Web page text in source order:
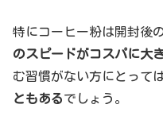
特にコーヒー粉は開封後
のスピードがコスパに大
む習慣がない方にとっては
ともあるでしょう。